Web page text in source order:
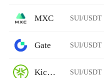
MXC SUI/USDT
Gate SUI/USDT
KickEX SUI/USDT